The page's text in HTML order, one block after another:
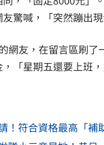
驚喊，「突然蹦出現
網友，在留言區刷
「星期五還要上班
！符合資格最高「